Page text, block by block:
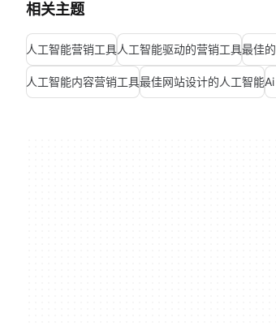
相关主题
人工智能营销工具人工智能驱动的营销工具最佳
人工智能内容营销工具最佳网站设计的人工智能